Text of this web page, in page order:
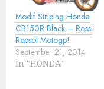
Modif Striping Honda
CB150R Black – Rossi
Repsol Motogp!
September 21, 2014
In "HONDA"